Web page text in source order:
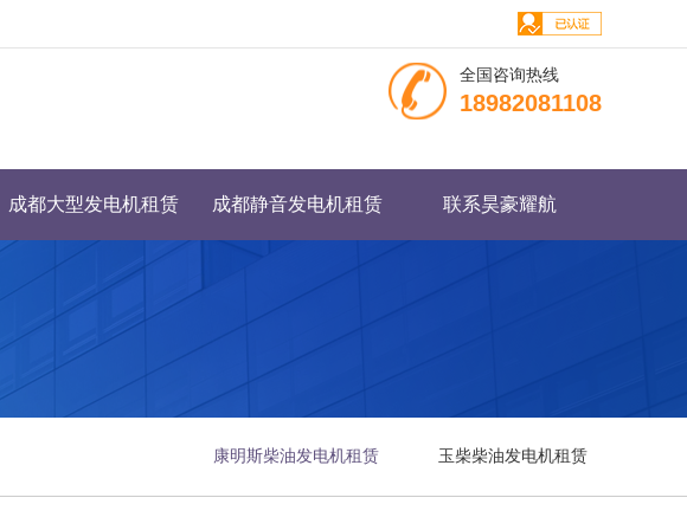
全国咨询热线
18982081108
成都大型发电机租赁 成都静音发电机租赁 联系昊豪耀航
康明斯柴油发电机租赁 玉柴柴油发电机租赁